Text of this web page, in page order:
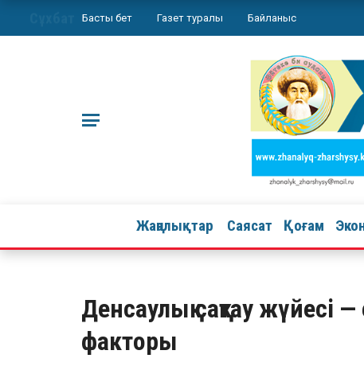
Басты бет Газет туралы Байланыс
Жаңалықтар Саясат Қоғам
Денсаулық сақтау
факторы